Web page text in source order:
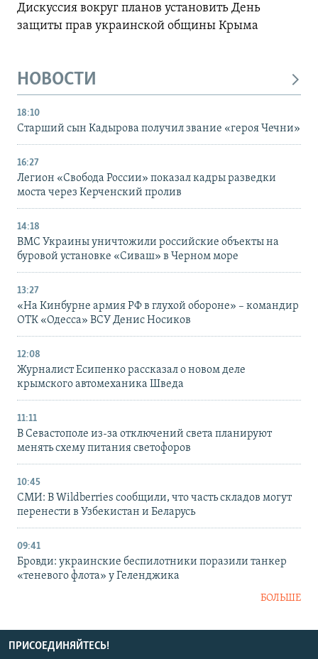
Дискуссия вокруг планов установить День
защиты прав украинской общины Крыма
НОВОСТИ
18:10
Старший сын Кадырова получил звание «героя Чечни»
16:27
Легион «Свобода России» показал кадры разведки
моста через Керченский пролив
14:18
ВМС Украины уничтожили российские объекты на
буровой установке «Сиваш» в Черном море
13:27
«На Кинбурне армия РФ в глухой обороне» – командир
ОТК «Одесса» ВСУ Денис Носиков
12:08
Журналист Есипенко рассказал о новом деле
крымского автомеханика Шведа
11:11
В Севастополе из-за отключений света планируют
менять схему питания светофоров
10:45
СМИ: В Wildberries сообщили, что часть складов могут
перенести в Узбекистан и Беларусь
09:41
Бровди: украинские беспилотники поразили танкер
«теневого флота» у Геленджика
БОЛЬШЕ
ПРИСОЕДИНЯЙТЕСЬ!